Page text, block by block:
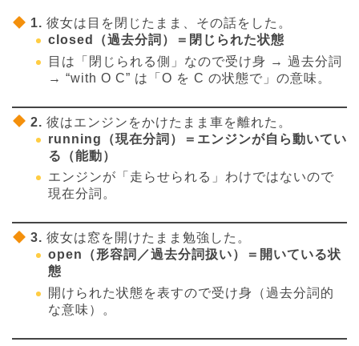
1.彼女は目を閉じたまま、その話をした。
closed（過去分詞）＝閉じられた状態
目は「閉じられる側」なので受け身 → 過去分詞
→ “with O C” は「O を C の状態で」の意味。
2.彼はエンジンをかけたまま車を離れた。
running（現在分詞）＝エンジンが自ら動いてい
る（能動）
エンジンが「走らせられる」わけではないので
現在分詞。
3.彼女は窓を開けたまま勉強した。
open（形容詞／過去分詞扱い）＝開いている状
態
開けられた状態を表すので受け身（過去分詞的
な意味）。